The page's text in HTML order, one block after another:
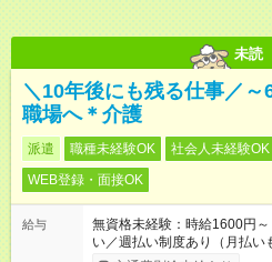
未読
＼10年後にも残る仕事／
職場へ＊介護
派遣 職種未経験OK 社会人未経験OK
WEB登録・面接OK
給与
無資格未経験：時給1600
い／週払い制度あり（月払い